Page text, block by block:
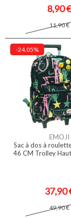
8,90 €
11,90 €
-24.05%
EMOJI
Sac à dos à
46 CM Trolley
37,90
49,90 €